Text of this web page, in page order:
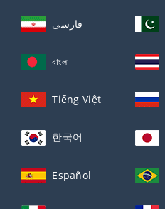
فارسی
বাংলা
Tiếng Việt
한국어
Español